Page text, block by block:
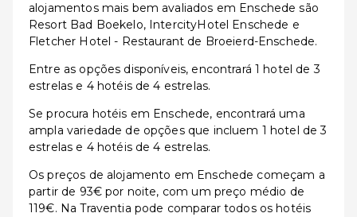
alojamentos mais bem avaliados em Enschede são
Resort Bad Boekelo, IntercityHotel Enschede e
Fletcher Hotel - Restaurant de Broeierd-Enschede.
Entre as opções disponíveis, encontrará 1 hotel de 3
estrelas e 4 hotéis de 4 estrelas.
Se procura hotéis em Enschede, encontrará uma
ampla variedade de opções que incluem 1 hotel de 3
estrelas e 4 hotéis de 4 estrelas.
Os preços de alojamento em Enschede começam a
partir de 93€ por noite, com um preço médio de
119€. Na Traventia pode comparar todos os hotéis